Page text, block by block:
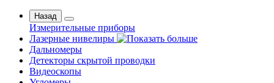
Назад
Измерительные приборы
Лазерные нивелиры
Дальномеры
Детекторы скрытой проводки
Видеоскопы